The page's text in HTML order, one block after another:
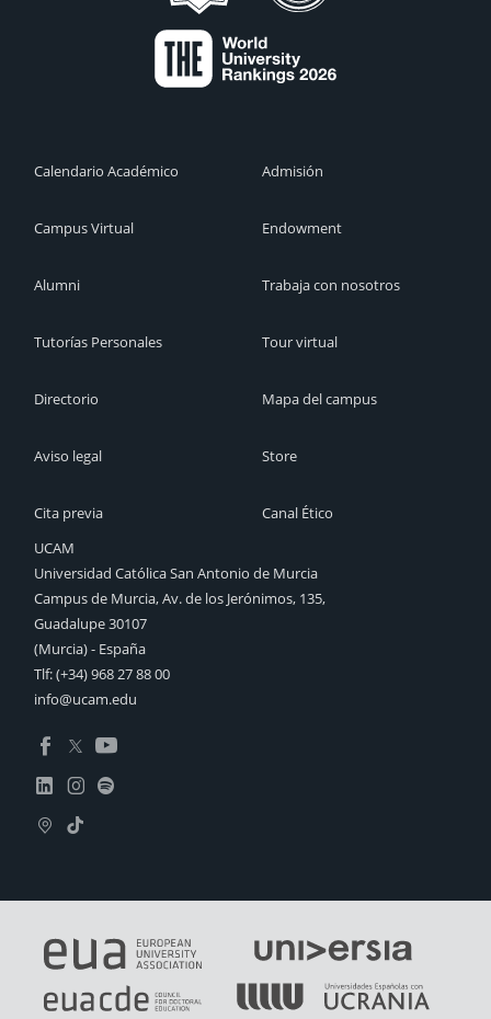
Calendario Académico
Campus Virtual
Alumni
Tutorías Personales
Directorio
Aviso legal
Cita previa
Admisión
Endowment
Trabaja con nosotros
Tour virtual
Mapa del campus
Store
Canal Ético
UCAM
Universidad Católica San Antonio de Murcia
Campus de Murcia, Av. de los Jerónimos, 135,
Guadalupe 30107
(Murcia) - España
Tlf:(+34) 968 27 88 00
info@ucam.edu